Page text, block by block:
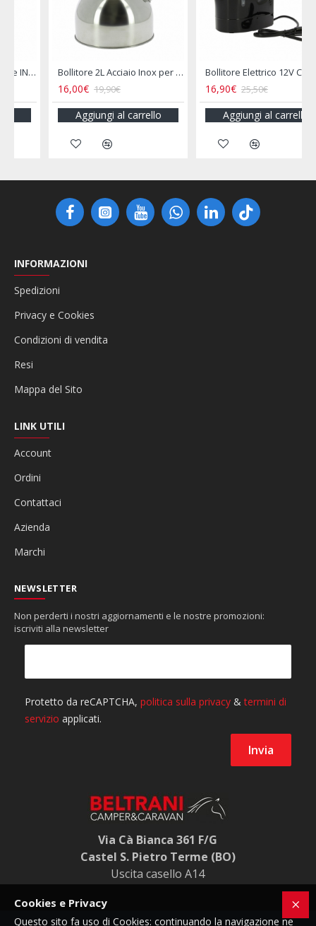
Bollitore 2L Acciaio Inox per Camper e Campeggio
19,90€
Aggiungi al carrello
Bollitore Elettrico 12V Camper 800ML Presa Accendisigari
25,50€
Aggiungi al carrello
INFORMAZIONI
Spedizioni
Privacy e Cookies
Condizioni di vendita
Resi
Mappa del Sito
LINK UTILI
Account
Ordini
Contattaci
Azienda
Marchi
NEWSLETTER
Non perderti i nostri aggiornamenti e le nostre promozioni:
iscriviti alla newsletter
Via Cà Bianca 361 F/G
Castel S. Pietro Terme (BO)
Uscita casello A14
Cookies e Privacy
Questo sito fa uso di Cookies: continuando la navigazione ne